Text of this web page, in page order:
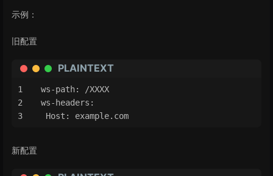
示例：
旧配置
PLAINTEXT
ws-path: /XXXX
ws-headers:
Host: example.com
新配置